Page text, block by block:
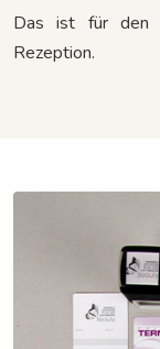
Das ist für den
Rezeption.